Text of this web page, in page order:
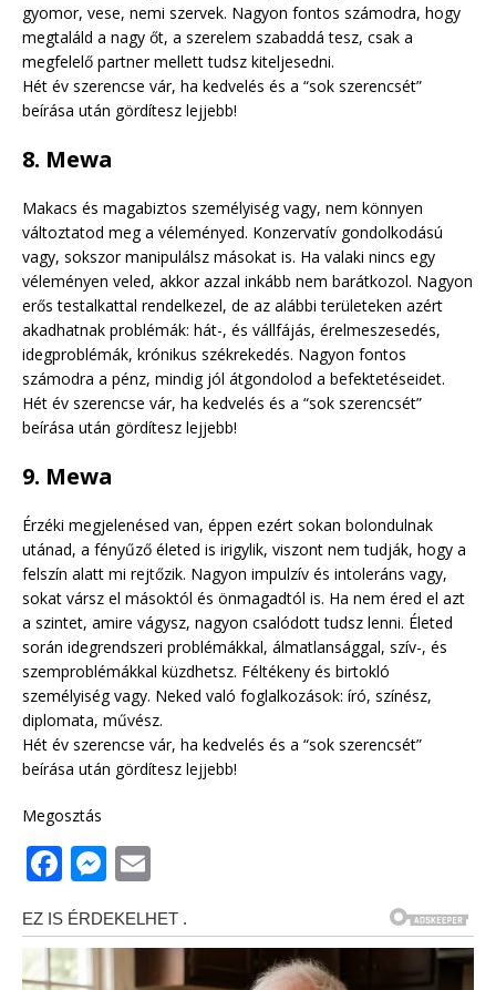
gyomor, vese, nemi szervek. Nagyon fontos számodra, hogy
megtaláld a nagy őt, a szerelem szabaddá tesz, csak a
megfelelő partner mellett tudsz kiteljesedni.
Hét év szerencse vár, ha kedvelés és a “sok szerencsét”
beírása után gördítesz lejjebb!
8. Mewa
Makacs és magabiztos személyiség vagy, nem könnyen
változtatod meg a véleményed. Konzervatív gondolkodású
vagy, sokszor manipulálsz másokat is. Ha valaki nincs egy
véleményen veled, akkor azzal inkább nem barátkozol. Nagyon
erős testalkattal rendelkezel, de az alábbi területeken azért
akadhatnak problémák: hát-, és vállfájás, érelmeszesedés,
idegproblémák, krónikus székrekedés. Nagyon fontos
számodra a pénz, mindig jól átgondolod a befektetéseidet.
Hét év szerencse vár, ha kedvelés és a “sok szerencsét”
beírása után gördítesz lejjebb!
9. Mewa
Érzéki megjelenésed van, éppen ezért sokan bolondulnak
utánad, a fényűző életed is irigylik, viszont nem tudják, hogy a
felszín alatt mi rejtőzik. Nagyon impulzív és intoleráns vagy,
sokat vársz el másoktól és önmagadtól is. Ha nem éred el azt
a szintet, amire vágysz, nagyon csalódott tudsz lenni. Életed
során idegrendszeri problémákkal, álmatlansággal, szív-, és
szemproblémákkal küzdhetsz. Féltékeny és birtokló
személyiség vagy. Neked való foglalkozások: író, színész,
diplomata, művész.
Hét év szerencse vár, ha kedvelés és a “sok szerencsét”
beírása után gördítesz lejjebb!
Megosztás
F
a
c
e
M
ss
e
ai